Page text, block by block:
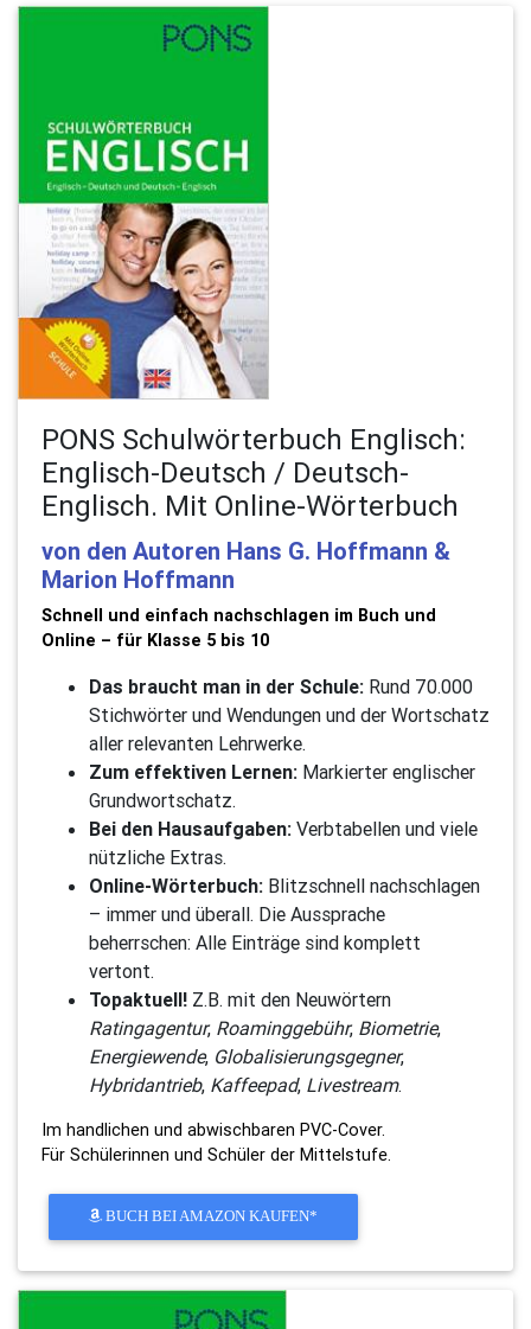
PONS Schulwörterbuch Englisch:
Englisch-Deutsch / Deutsch-
Englisch. Mit Online-Wörterbuch
von den Autoren Hans G. Hoffmann &
Marion Hoffmann
Schnell und einfach nachschlagen im Buch und
Online – für Klasse 5 bis 10
Das braucht man in der Schule: Rund 70.000
Stichwörter und Wendungen und der Wortschatz
aller relevanten Lehrwerke.
Zum effektiven Lernen: Markierter englischer
Grundwortschatz.
Bei den Hausaufgaben: Verbtabellen und viele
nützliche Extras.
Online-Wörterbuch: Blitzschnell nachschlagen
– immer und überall. Die Aussprache
beherrschen: Alle Einträge sind komplett
vertont.
Topaktuell! Z.B. mit den Neuwörtern
Ratingagentur, Roaminggebühr, Biometrie,
Energiewende, Globalisierungsgegner,
Hybridantrieb, Kaffeepad, Livestream.
Im handlichen und abwischbaren PVC-Cover.
Für Schülerinnen und Schüler der Mittelstufe.
BUCH BEI AMAZON KAUFEN*